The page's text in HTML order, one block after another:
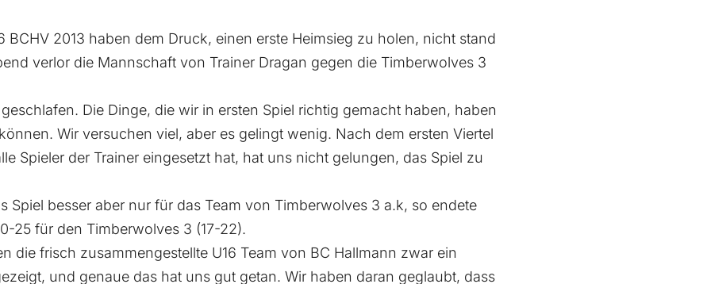
BCHV 2013 haben dem Druck, einen erste Heimsieg zu holen, nicht stand
verlor die Mannschaft von Trainer Dragan gegen die Timberwolves 3
Die Dinge, die wir in ersten Spiel richtig gemacht haben, haben
Wir versuchen viel, aber es gelingt wenig. Nach dem ersten Viertel
Spieler der Trainer eingesetzt hat, hat uns nicht gelungen, das Spiel zu
Spiel besser aber nur für das Team von Timberwolves 3 a.k, so endete
25 für den Timberwolves 3 (17-22).
die frisch zusammengestellte U16 Team von BC Hallmann zwar ein
und genaue das hat uns gut getan. Wir haben daran geglaubt, dass